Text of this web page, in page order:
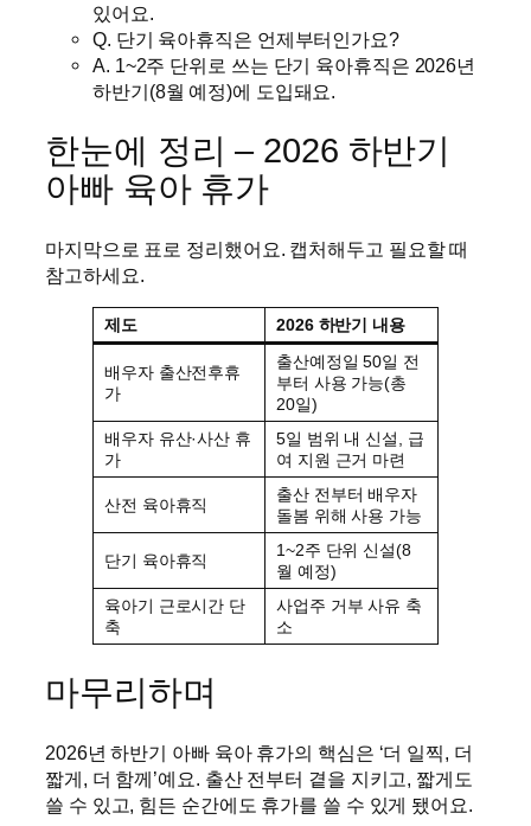
있어요.
Q. 단기 육아휴직은 언제부터인가요?
A. 1~2주 단위로 쓰는 단기 육아휴직은 2026년
하반기(8월 예정)에 도입돼요.
한눈에 정리 – 2026 하반기
아빠 육아 휴가
마지막으로 표로 정리했어요. 캡처해두고 필요할 때
참고하세요.
제도 2026 하반기 내용
배우자 출산전후휴
가
출산예정일 50일 전
부터 사용 가능(총
20일)
배우자 유산·사산 휴
가
5일 범위 내 신설, 급
여 지원 근거 마련
산전 육아휴직
출산 전부터 배우자
돌봄 위해 사용 가능
단기 육아휴직
1~2주 단위 신설(8
월 예정)
육아기 근로시간 단
축
사업주 거부 사유 축
소
마무리하며
2026년 하반기 아빠 육아 휴가의 핵심은 ‘더 일찍, 더
짧게, 더 함께’예요. 출산 전부터 곁을 지키고, 짧게도
쓸 수 있고, 힘든 순간에도 휴가를 쓸 수 있게 됐어요.